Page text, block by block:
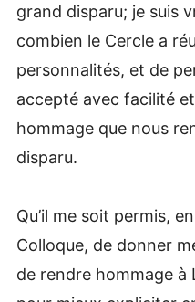
grand disparu; je suis
combien le Cercle a
personnalités, et de
accepté avec facilité
hommage que nous
disparu.
Qu’il me soit permis,
Colloque, de donner
de rendre hommage à